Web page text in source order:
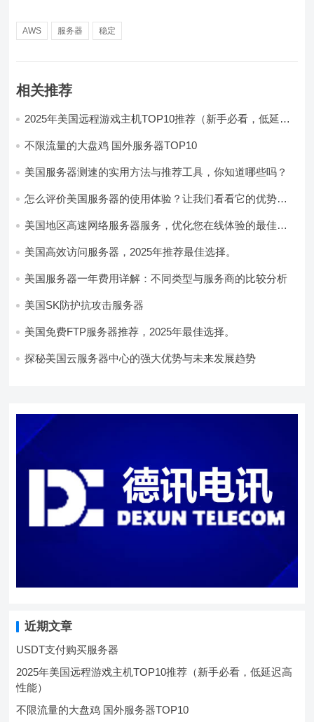
AWS 服务器 稳定
相关推荐
2025年美国远程游戏主机TOP10推荐（新手必看，低延迟
不限流量的大盘鸡 国外服务器TOP10
美国服务器测速的实用方法与推荐工具，你知道哪些吗？
怎么评价美国服务器的使用体验？让我们看看它的优势所
美国地区高速网络服务器服务，优化您在线体验的最佳选
美国高效访问服务器，2025年推荐最佳选择。
美国服务器一年费用详解：不同类型与服务商的比较分析
美国SK防护抗攻击服务器
美国免费FTP服务器推荐，2025年最佳选择。
探秘美国云服务器中心的强大优势与未来发展趋势
近期文章
USDT支付购买服务器
2025年美国远程游戏主机TOP10推荐（新手必看，低延迟高
性能）
不限流量的大盘鸡 国外服务器TOP10